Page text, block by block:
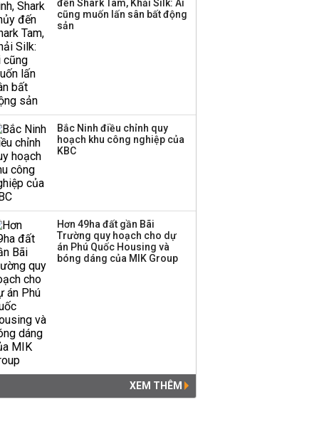
đến Shark Tam, Khải Silk: Ai
cũng muốn lấn sân bất động
sản
Bắc Ninh điều chỉnh quy
hoạch khu công nghiệp của
KBC
Hơn 49ha đất gần Bãi
Trường quy hoạch cho dự
án Phú Quốc Housing và
bóng dáng của MIK Group
XEM THÊM